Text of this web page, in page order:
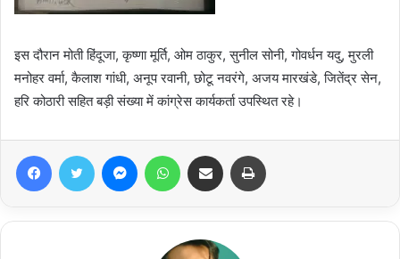
इस दौरान मोती हिंदूजा, कृष्णा मूर्ति, ओम ठाकुर, सुनील सोनी, गोवर्धन यदु, मुरली
मनोहर वर्मा, कैलाश गांधी, अनूप रवानी, छोटू नवरंगे, अजय मारखंडे, जितेंद्र सेन,
हरि कोठारी सहित बड़ी संख्या में कांग्रेस कार्यकर्ता उपस्थित रहे।
FacebookTwitter MessengerWhatsAppShare via Email